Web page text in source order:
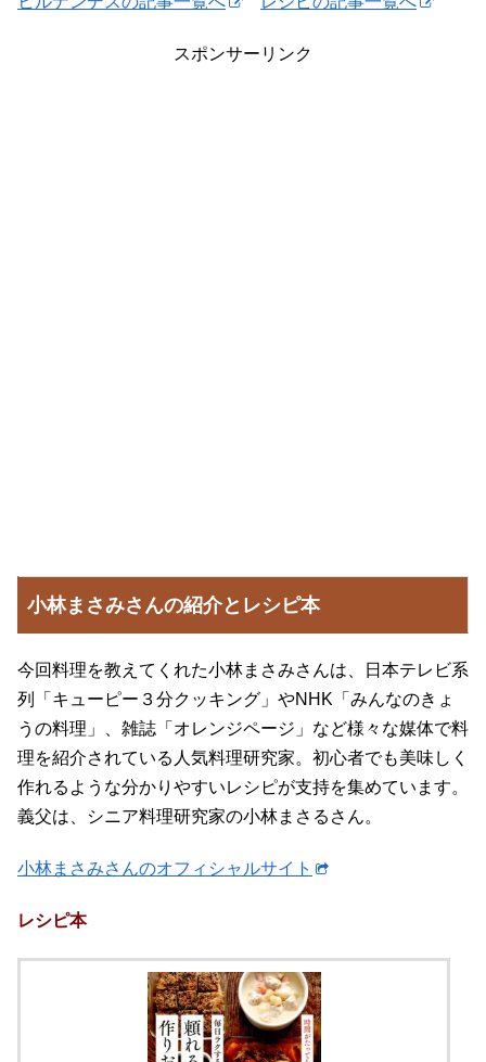
スポンサーリンク
小林まさみさんの紹介とレシピ本
今回料理を教えてくれた小林まさみさんは、日本テレビ系
列「キューピー３分クッキング」やNHK「みんなのきょ
うの料理」、雑誌「オレンジページ」など様々な媒体で料
理を紹介されている人気料理研究家。初心者でも美味しく
作れるような分かりやすいレシピが支持を集めています。
義父は、シニア料理研究家の小林まさるさん。
小林まさみさんのオフィシャルサイト
レシピ本